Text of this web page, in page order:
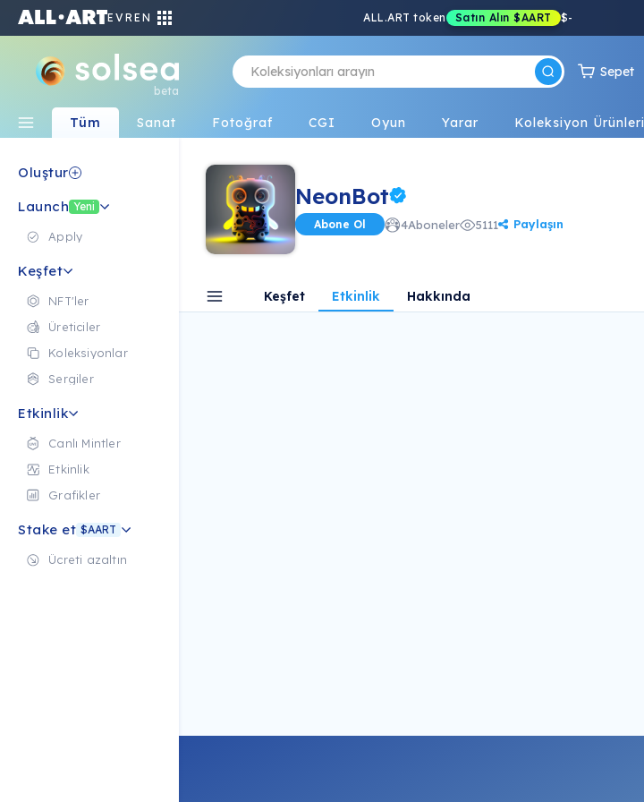
EVREN ALL.ART token Satın Alın $AART $-
beta
Sepet
Tüm Sanat Fotoğraf CGI Oyun Yarar Koleksiyon Ürünleri
Oluştur
Launch Yeni
Apply
Keşfet
NFT'ler
Üreticiler
Koleksiyonlar
Sergiler
Etkinlik
Canlı Mintler
Etkinlik
Grafikler
Stake et $AART
Ücreti azaltın
NeonBot
Abone Ol 4Aboneler 5111 Paylaşın
Keşfet Etkinlik Hakkında